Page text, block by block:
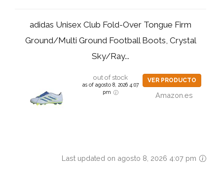
adidas Unisex Club Fold-Over Tongue Firm
Ground/Multi Ground Football Boots, Crystal
Sky/Ray...
out of stock
as of agosto 8, 2026 4:07
pm
VER PRODUCTO
Amazon.es
Last updated on agosto 8, 2026 4:07 pm